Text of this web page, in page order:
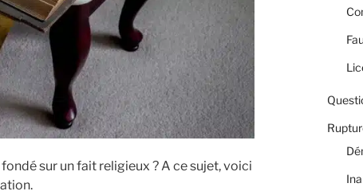
sur un fait religieux ? A ce sujet, voici